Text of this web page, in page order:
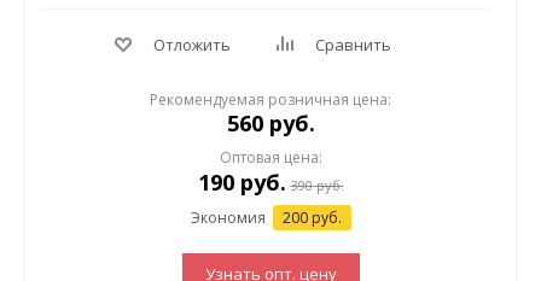
Отложить Сравнить
Рекомендуемая розничная цена:
560 руб.
Оптовая цена:
190руб. 390руб.
Экономия 200 руб.
Узнать опт. цену